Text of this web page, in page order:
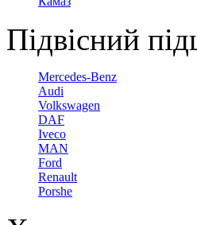
Підвісний
Mercedes-Benz
Audi
Volkswagen
DAF
Iveco
MAN
Ford
Renault
Porshe